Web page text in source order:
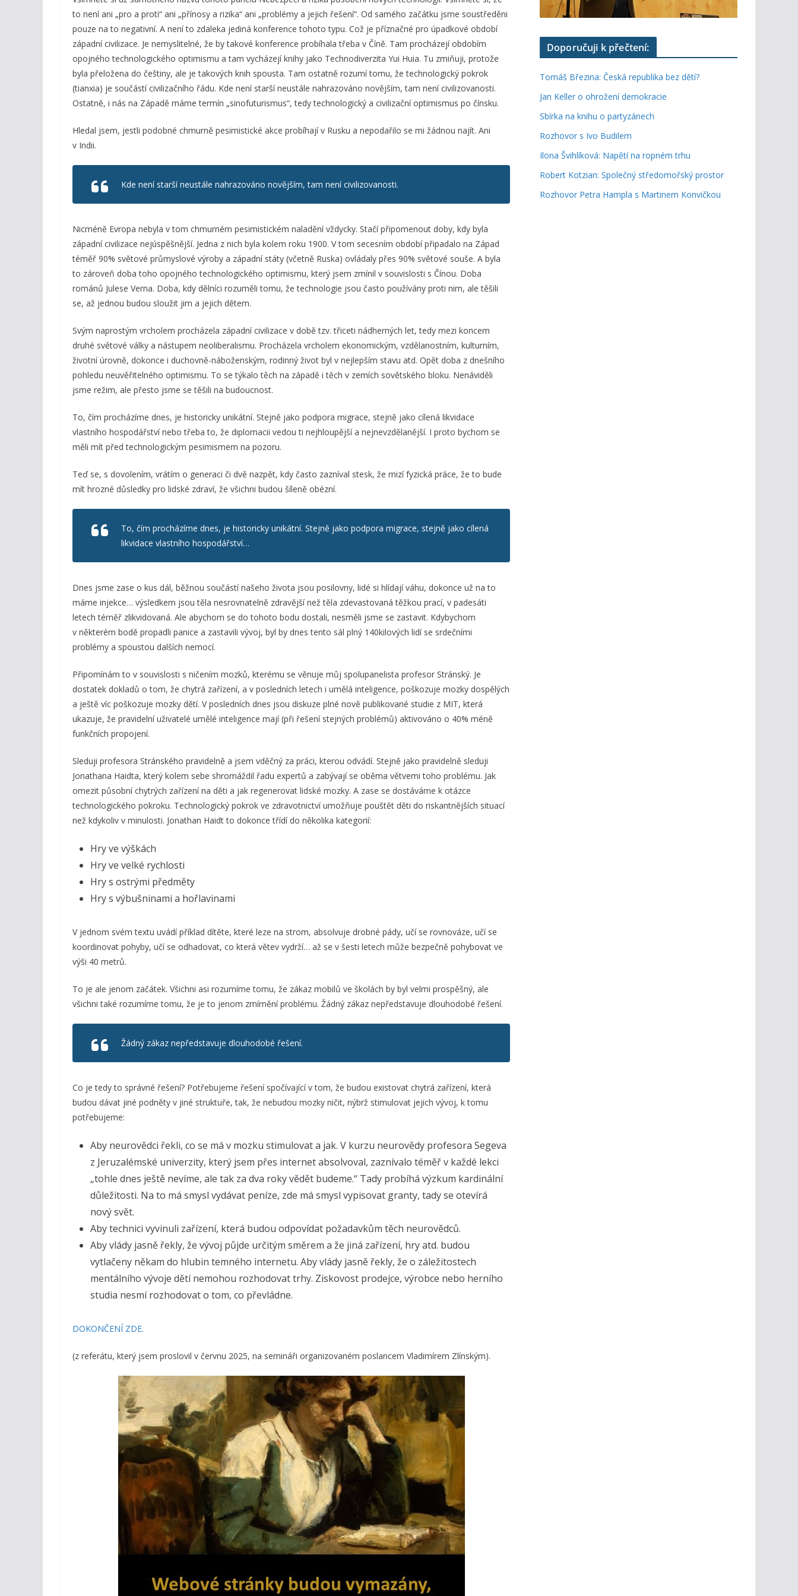
to není ani „pro a proti“ ani „přínosy a rizika“ ani „problémy a jejich řešení“. Od samého začátku jsme soustředěni
pouze na to negativní. A není to zdaleka jediná konference tohoto typu. Což je příznačné pro úpadkové období
západní civilizace. Je nemyslitelné, že by takové konference probíhala třeba v Číně. Tam procházejí obdobím
opojného technologického optimismu a tam vycházejí knihy jako Technodiverzita Yui Huia. Tu zmiňuji, protože
byla přeložena do češtiny, ale je takových knih spousta. Tam ostatně rozumí tomu, že technologický pokrok
(tianxia) je součástí civilizačního řádu. Kde není starší neustále nahrazováno novějším, tam není civilizovanosti.
Ostatně, i nás na Západě máme termín „sinofuturismus“, tedy technologický a civilizační optimismus po čínsku.
Hledal jsem, jestli podobné chmurně pesimistické akce probíhají v Rusku a nepodařilo se mi žádnou najít. Ani
v Indii.
Kde není starší neustále nahrazováno novějším, tam není civilizovanosti.
Nicméně Evropa nebyla v tom chmurném pesimistickém naladění vždycky. Stačí připomenout doby, kdy byla
západní civilizace nejúspěšnější. Jedna z nich byla kolem roku 1900. V tom secesním období připadalo na Západ
téměř 90% světové průmyslové výroby a západní státy (včetně Ruska) ovládaly přes 90% světové souše. A byla
to zároveň doba toho opojného technologického optimismu, který jsem zmínil v souvislosti s Čínou. Doba
románů Julese Verna. Doba, kdy dělníci rozuměli tomu, že technologie jsou často používány proti nim, ale těšili
se, až jednou budou sloužit jim a jejich dětem.
Svým naprostým vrcholem procházela západní civilizace v době tzv. třiceti nádherných let, tedy mezi koncem
druhé světové války a nástupem neoliberalismu. Procházela vrcholem ekonomickým, vzdělanostním, kulturním,
životní úrovně, dokonce i duchovně-náboženským, rodinný život byl v nejlepším stavu atd. Opět doba z dnešního
pohledu neuvěřitelného optimismu. To se týkalo těch na západě i těch v zemích sovětského bloku. Nenáviděli
jsme režim, ale přesto jsme se těšili na budoucnost.
To, čím procházíme dnes, je historicky unikátní. Stejně jako podpora migrace, stejně jako cílená likvidace
vlastního hospodářství nebo třeba to, že diplomacii vedou ti nejhloupější a nejnevzdělanější. I proto bychom se
měli mít před technologickým pesimismem na pozoru.
Teď se, s dovolením, vrátím o generaci či dvě nazpět, kdy často zazníval stesk, že mizí fyzická práce, že to bude
mít hrozné důsledky pro lidské zdraví, že všichni budou šíleně obézní.
To, čím procházíme dnes, je historicky unikátní. Stejně jako podpora migrace, stejně jako cílená
likvidace vlastního hospodářství…
Dnes jsme zase o kus dál, běžnou součástí našeho života jsou posilovny, lidé si hlídají váhu, dokonce už na to
máme injekce… výsledkem jsou těla nesrovnatelně zdravější než těla zdevastovaná těžkou prací, v padesáti
letech téměř zlikvidovaná. Ale abychom se do tohoto bodu dostali, nesměli jsme se zastavit. Kdybychom
v některém bodě propadli panice a zastavili vývoj, byl by dnes tento sál plný 140kilových lidí se srdečními
problémy a spoustou dalších nemocí.
Připomínám to v souvislosti s ničením mozků, kterému se věnuje můj spolupanelista profesor Stránský. Je
dostatek dokladů o tom, že chytrá zařízení, a v posledních letech i umělá inteligence, poškozuje mozky dospělých
a ještě víc poškozuje mozky dětí. V posledních dnes jsou diskuze plné nově publikované studie z MIT, která
ukazuje, že pravidelní uživatelé umělé inteligence mají (při řešení stejných problémů) aktivováno o 40% méně
funkčních propojení.
Sleduji profesora Stránského pravidelně a jsem vděčný za práci, kterou odvádí. Stejně jako pravidelně sleduji
Jonathana Haidta, který kolem sebe shromáždil řadu expertů a zabývají se oběma větvemi toho problému. Jak
omezit působní chytrých zařízení na děti a jak regenerovat lidské mozky. A zase se dostáváme k otázce
technologického pokroku. Technologický pokrok ve zdravotnictví umožňuje pouštět děti do riskantnějších situací
než kdykoliv v minulosti. Jonathan Haidt to dokonce třídí do několika kategorií:
Hry ve výškách
Hry ve velké rychlosti
Hry s ostrými předměty
Hry s výbušninami a hořlavinami
V jednom svém textu uvádí příklad dítěte, které leze na strom, absolvuje drobné pády, učí se rovnováze, učí se
koordinovat pohyby, učí se odhadovat, co která větev vydrží… až se v šesti letech může bezpečně pohybovat ve
výši 40 metrů.
To je ale jenom začátek. Všichni asi rozumíme tomu, že zákaz mobilů ve školách by byl velmi prospěšný, ale
všichni také rozumíme tomu, že je to jenom zmírnění problému. Žádný zákaz nepředstavuje dlouhodobé řešení.
Žádný zákaz nepředstavuje dlouhodobé řešení.
Co je tedy to správné řešení? Potřebujeme řešení spočívající v tom, že budou existovat chytrá zařízení, která
budou dávat jiné podněty v jiné struktuře, tak, že nebudou mozky ničit, nýbrž stimulovat jejich vývoj, k tomu
potřebujeme:
Aby neurovědci řekli, co se má v mozku stimulovat a jak. V kurzu neurovědy profesora Segeva
z Jeruzalémské univerzity, který jsem přes internet absolvoval, zaznívalo téměř v každé lekci
„tohle dnes ještě nevíme, ale tak za dva roky vědět budeme.“ Tady probíhá výzkum kardinální
důležitosti. Na to má smysl vydávat peníze, zde má smysl vypisovat granty, tady se otevírá
nový svět.
Aby technici vyvinuli zařízení, která budou odpovídat požadavkům těch neurovědců.
Aby vlády jasně řekly, že vývoj půjde určitým směrem a že jiná zařízení, hry atd. budou
vytlačeny někam do hlubin temného internetu. Aby vlády jasně řekly, že o záležitostech
mentálního vývoje dětí nemohou rozhodovat trhy. Ziskovost prodejce, výrobce nebo herního
studia nesmí rozhodovat o tom, co převládne.
DOKONČENÍ ZDE.
(z referátu, který jsem proslovil v červnu 2025, na semináři organizovaném poslancem Vladimírem Zlínským).
Doporučuji k přečtení:
Tomáš Březina: Česká republika bez dětí?
Jan Keller o ohrožení demokracie
Sbírka na knihu o partyzánech
Rozhovor s Ivo Budilem
Ilona Švihlíková: Napětí na ropném trhu
Robert Kotzian: Společný středomořský prostor
Rozhovor Petra Hampla s Martinem Konvičkou